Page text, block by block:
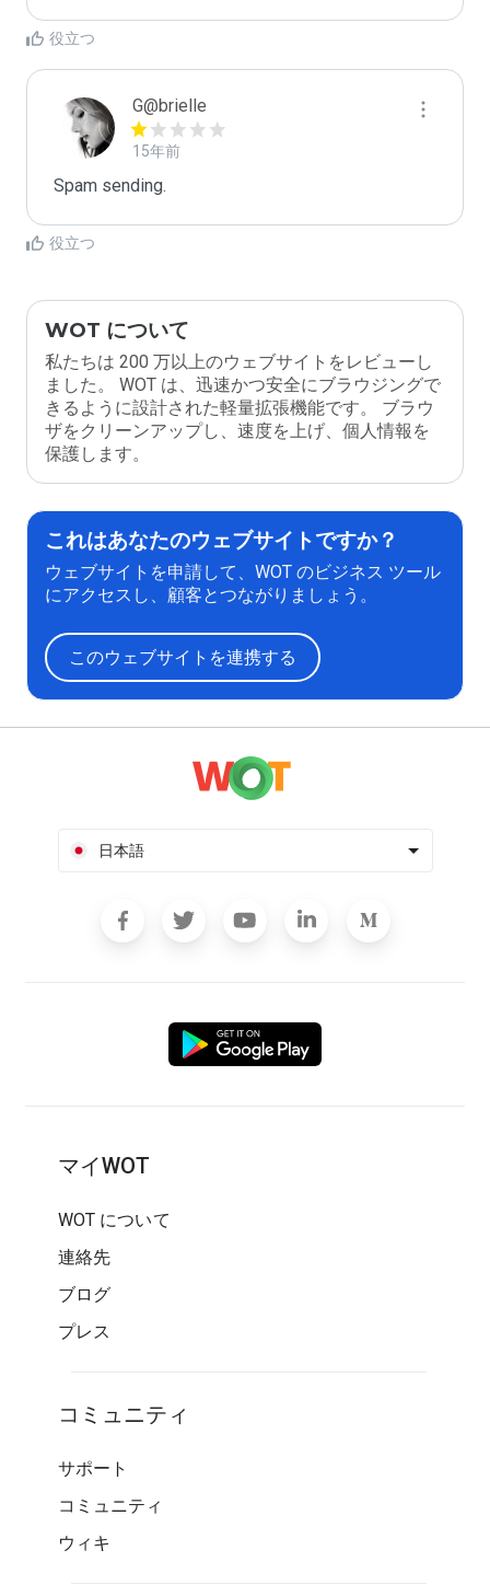
役立つ
G@brielle
15年前
Spam sending.
役立つ
WOT について
私たちは 200 万以上のウェブサイトをレビューし
ました。 WOT は、迅速かつ安全にブラウジングで
きるように設計された軽量拡張機能です。 ブラウ
ザをクリーンアップし、速度を上げ、個人情報を
保護します。
これはあなたのウェブサイトですか？
ウェブサイトを申請して、WOT のビジネス ツール
にアクセスし、顧客とつながりましょう。
このウェブサイトを連携する
日本語
マイWOT
WOT について
連絡先
ブログ
プレス
コミュニティ
サポート
コミュニティ
ウィキ